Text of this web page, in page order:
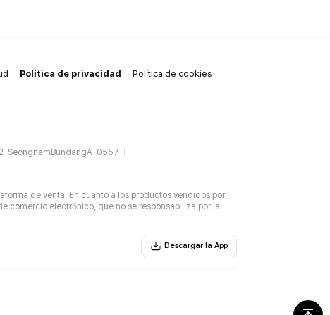
Política de privacidad
Política de cookies
SeongnamBundangA-0557
de venta. En cuanto a los productos vendidos por
comercio electrónico, que no se responsabiliza por la
Descargar la App